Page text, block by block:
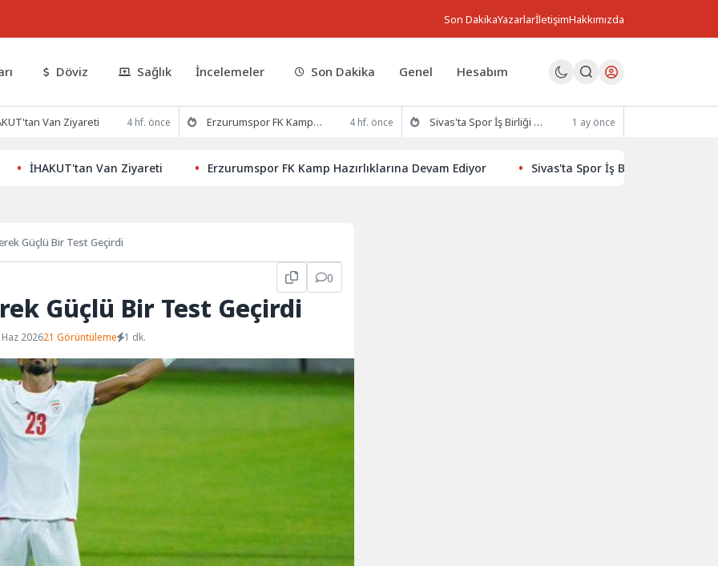
Son DakikaYazarlarİletişimHakkımızda
Döviz Sağlık İncelemeler Son Dakika Genel Hesabım
Van Ziyareti 4 hf. önce Erzurumspor FK Kamp Hazırlıklarına Devam Ediyor 4 hf. önce Sivas'ta Spor İş Birliği Protokolü İmzalandı 1 ay önce
Van Ziyareti Erzurumspor FK Kamp Hazırlıklarına Devam Ediyor Sivas'ta Spor İş Birliği Protokolü
Güçlü Bir Test Geçirdi
0
Güçlü Bir Test Geçirdi
202621 Görüntüleme 1 dk.